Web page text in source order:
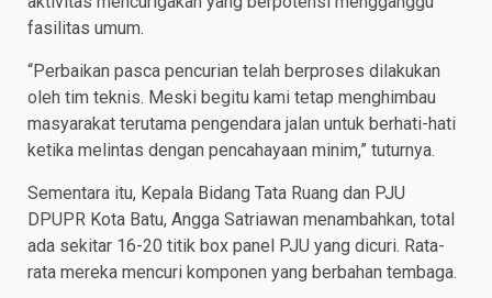
fasilitas umum.
“Perbaikan pasca pencurian telah berproses dilakukan
oleh tim teknis. Meski begitu kami tetap menghimbau
masyarakat terutama pengendara jalan untuk berhati-hati
ketika melintas dengan pencahayaan minim,” tuturnya.
Sementara itu, Kepala Bidang Tata Ruang dan PJU
DPUPR Kota Batu, Angga Satriawan menambahkan, total
ada sekitar 16-20 titik box panel PJU yang dicuri. Rata-
rata mereka mencuri komponen yang berbahan tembaga.